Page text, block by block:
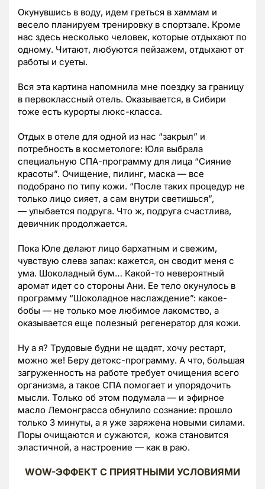
Окунувшись в воду, идем греться в хаммам и
весело планируем тренировку в спортзале. Кроме
нас здесь несколько человек, которые отдыхают по
одному. Читают, любуются пейзажем, отдыхают от
работы и суеты.
Вся эта картина напомнила мне поездку за границу
в первоклассный отель. Оказывается, в Сибири
тоже есть курорты люкс-класса.
Отдых в отеле для одной из нас “закрыл” и
потребность в косметологе: Юля выбрала
специальную СПА-программу для лица “Сияние
красоты”. Очищение, пилинг, маска — все
подобрано по типу кожи. “После таких процедур не
только лицо сияет, а сам внутри светишься”,
— улыбается подруга. Что ж, подруга счастлива,
девичник продолжается.
Пока Юле делают лицо бархатным и свежим,
чувствую слева запах: кажется, он сводит меня с
ума. Шоколадный бум… Какой-то невероятный
аромат идет со стороны Ани. Ее тело окунулось в
программу “Шоколадное наслаждение”: какое-
бобы — не только мое любимое лакомство, а
оказывается еще полезный регенератор для кожи.
Ну а я? Трудовые будни не щадят, хочу рестарт,
можно же! Беру детокс-программу. А что, большая
загруженность на работе требует очищения всего
организма, а такое СПА помогает и упорядочить
мысли. Только об этом подумала — и эфирное
масло Лемонграсса обнулило сознание: прошло
только 3 минуты, а я уже заряжена новыми силами.
Поры очищаются и сужаются, кожа становится
эластичной, а настроение — как в раю.
WOW-ЭФФЕКТ С ПРИЯТНЫМИ УСЛОВИЯМИ